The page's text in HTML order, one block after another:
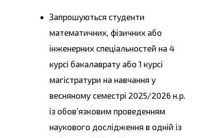
Запрошуються студенти
математичних, фізичних або
інженерних спеціальностей на 4
курсі бакалаврату або 1 курсі
магістратури на навчання у
весняному семестрі 2025/2026 н.р.
із обов’язковим проведенням
наукового дослідження в одній із